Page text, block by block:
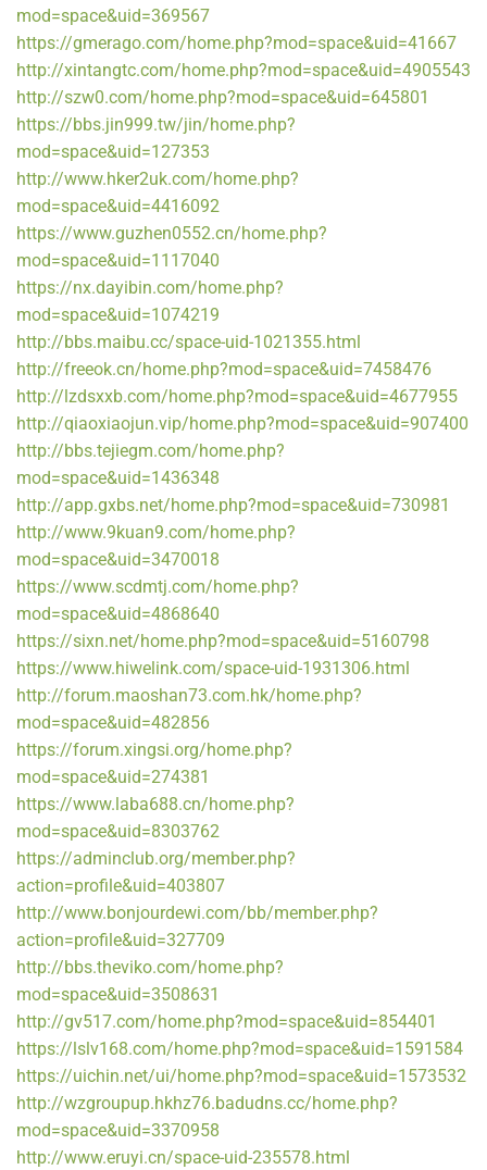
mod=space&uid=369567
https://gmerago.com/home.php?mod=space&uid=41667
http://xintangtc.com/home.php?mod=space&uid=4905543
http://szw0.com/home.php?mod=space&uid=645801
https://bbs.jin999.tw/jin/home.php?
mod=space&uid=127353
http://www.hker2uk.com/home.php?
mod=space&uid=4416092
https://www.guzhen0552.cn/home.php?
mod=space&uid=1117040
https://nx.dayibin.com/home.php?
mod=space&uid=1074219
http://bbs.maibu.cc/space-uid-1021355.html
http://freeok.cn/home.php?mod=space&uid=7458476
http://lzdsxxb.com/home.php?mod=space&uid=4677955
http://qiaoxiaojun.vip/home.php?mod=space&uid=907400
http://bbs.tejiegm.com/home.php?
mod=space&uid=1436348
http://app.gxbs.net/home.php?mod=space&uid=730981
http://www.9kuan9.com/home.php?
mod=space&uid=3470018
https://www.scdmtj.com/home.php?
mod=space&uid=4868640
https://sixn.net/home.php?mod=space&uid=5160798
https://www.hiwelink.com/space-uid-1931306.html
http://forum.maoshan73.com.hk/home.php?
mod=space&uid=482856
https://forum.xingsi.org/home.php?
mod=space&uid=274381
https://www.laba688.cn/home.php?
mod=space&uid=8303762
https://adminclub.org/member.php?
action=profile&uid=403807
http://www.bonjourdewi.com/bb/member.php?
action=profile&uid=327709
http://bbs.theviko.com/home.php?
mod=space&uid=3508631
http://gv517.com/home.php?mod=space&uid=854401
https://lslv168.com/home.php?mod=space&uid=1591584
https://uichin.net/ui/home.php?mod=space&uid=1573532
http://wzgroupup.hkhz76.badudns.cc/home.php?
mod=space&uid=3370958
http://www.eruyi.cn/space-uid-235578.html